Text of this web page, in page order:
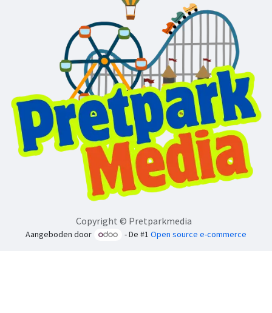
Copyright © Pretparkmedia
Aangeboden door - De #1Open source e-commerce